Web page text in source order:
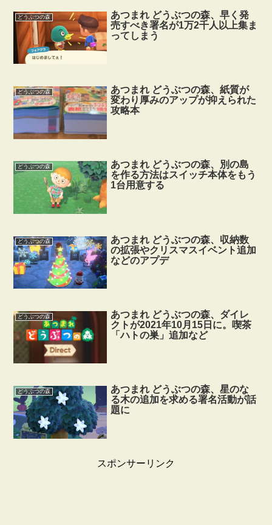
どうぶつの森
あつまれ どうぶつの森、早く発
売すべき署名が1万2千人以上集ま
ってしまう
どうぶつの森
あつまれ どうぶつの森、紙質が
変わり厚みのアップが抑えられた
攻略本
どうぶつの森
あつまれ どうぶつの森、別の島
を作る方法はスイッチ本体をもう
1台用意する
どうぶつの森
あつまれ どうぶつの森、収納数
の拡張やクリスマスイベント追加
などのアプデ
どうぶつの森
あつまれ どうぶつの森、ダイレ
クトが2021年10月15日に。喫茶
「ハトの巣」追加など
どうぶつの森
あつまれ どうぶつの森、星のな
る木の追加を求める署名活動が話
題に
スポンサーリンク